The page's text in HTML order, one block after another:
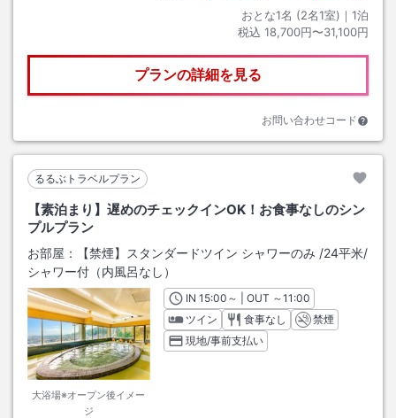
おとな1名 (2名1室)｜ 1泊
税込 18,700円〜31,100円
プランの詳細を見る
お問い合わせコード
るるぶトラベルプラン
【素泊まり】遅めのチェックインOK！お食事なしのシン
プルプラン
お部屋： 【禁煙】スタンダードツイン シャワーのみ /24平米/
シャワー付（内風呂なし）
大浴場※オープン後イメー
ジ
INチェックイン
15:00 ～ | OUT チェックアウト
～11:00
ツイン
食事なし
禁煙
現地/事前支払い